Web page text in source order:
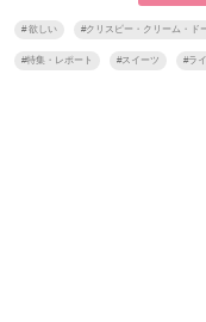
#欲しい #クリスピー・クリーム・ド
#特集・レポート #スイーツ #ラ